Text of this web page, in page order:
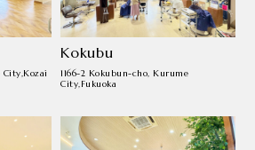
City,Kozai
Kokubu
1166-2 Kokubun-cho, Kurume
City,Fukuoka